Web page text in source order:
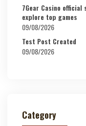
7Gear Casino official
explore top games
09/08/2026
Test Post Created
09/08/2026
Category